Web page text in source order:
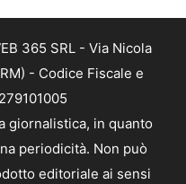
365 SRL - Via Nicola
- Codice Fiscale e
giornalistica, in quanto
periodicità. Non può
editoriale ai sensi